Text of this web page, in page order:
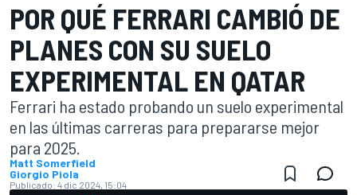
POR QUÉ FERRARI CAMBIÓ DE
PLANES CON SU SUELO
EXPERIMENTAL EN QATAR
Ferrari ha estado probando un suelo experimental
en las últimas carreras para prepararse mejor
para 2025.
Matt Somerfield
Giorgio Piola
Publicado: 4 dic 2024, 15:04